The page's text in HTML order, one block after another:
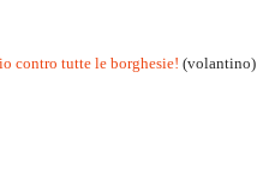
contro tutte le borghesie! (volantino)